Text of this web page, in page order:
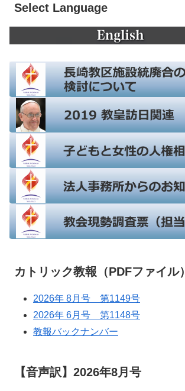
Select Language
カトリック教報（PDFファイル）
2026年 8月号 第1149号
2026年 6月号 第1148号
教報バックナンバー
【音声訳】2026年8月号